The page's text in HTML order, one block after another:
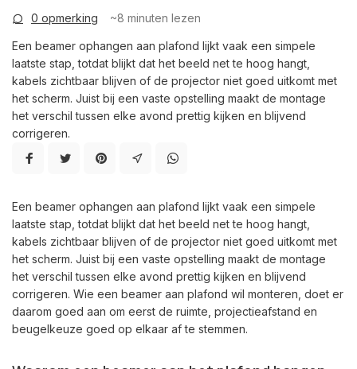
0 opmerking ~8 minuten lezen
Een beamer ophangen aan plafond lijkt vaak een simpele
laatste stap, totdat blijkt dat het beeld net te hoog hangt,
kabels zichtbaar blijven of de projector niet goed uitkomt met
het scherm. Juist bij een vaste opstelling maakt de montage
het verschil tussen elke avond prettig kijken en blijvend
corrigeren.
Een beamer ophangen aan plafond lijkt vaak een simpele
laatste stap, totdat blijkt dat het beeld net te hoog hangt,
kabels zichtbaar blijven of de projector niet goed uitkomt met
het scherm. Juist bij een vaste opstelling maakt de montage
het verschil tussen elke avond prettig kijken en blijvend
corrigeren. Wie een beamer aan plafond wil monteren, doet er
daarom goed aan om eerst de ruimte, projectieafstand en
beugelkeuze goed op elkaar af te stemmen.